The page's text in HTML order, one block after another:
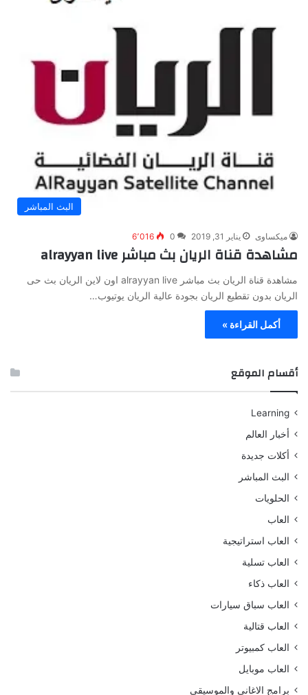
البث المباشر
ميكساوى يناير 31, 2019 0 6٬016
مشاهدة قناة الريان بث مباشر alrayyan live
مشاهدة قناة الريان بث مباشر alrayyan live اون لاين الريان بث حى
الريان بدون تقطيع الريان بجودة عالية الريان يوتيوب…
أكمل القراءة »
أقسام الموقع
Learning
أخبار العالم
أكلات جديدة
البث المباشر
الحلويات
العاب
العاب استراتيجية
العاب تسلية
العاب ذكاء
العاب سباق سيارات
العاب قتالية
العاب كمبيوتر
العاب موبايل
برامج الاغانى والموسيقى